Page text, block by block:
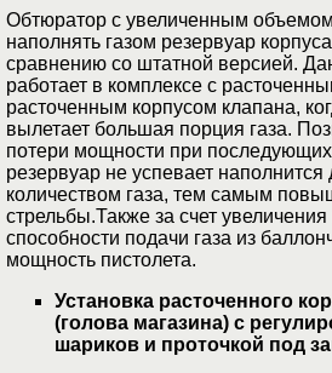
Обтюратор с увеличенным
наполнять газом резервуар
сравнению со штатной версией.
работает в комплексе с
расточенным корпусом клапана,
вылетает большая порция газа.
потери мощности при последующих
резервуар не успевает наполнится
количеством газа, тем самым
стрельбы.Также за счет
способности подачи газа из
мощность пистолета.
Установка расточенного
(голова магазина) с
шариков и проточкой под